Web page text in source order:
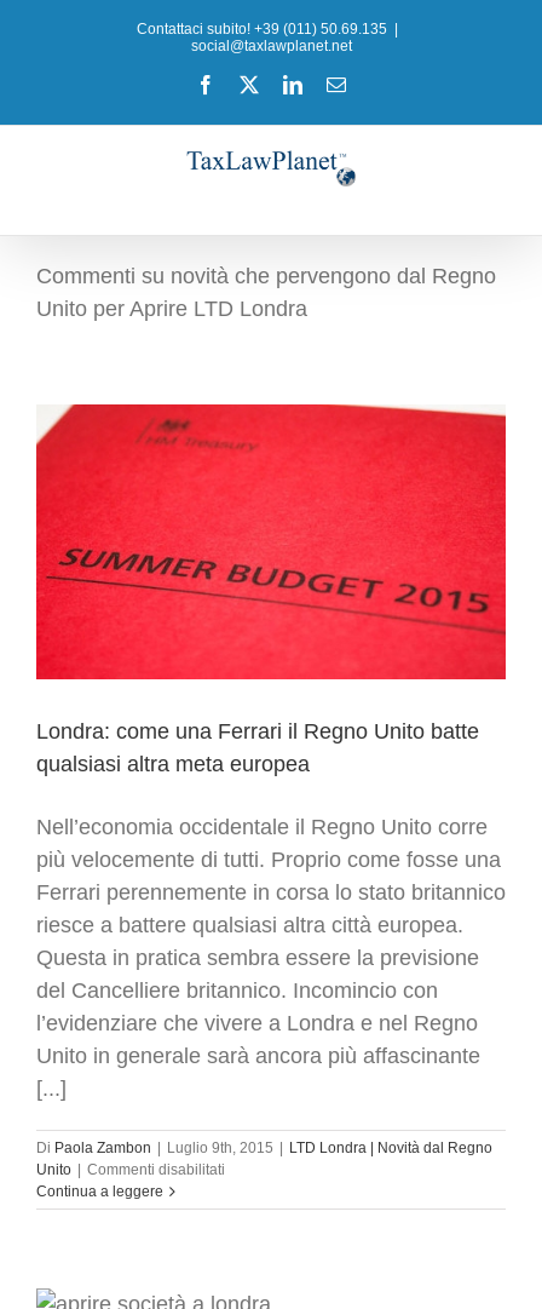
Contattaci subito! +39 (011) 50.69.135
social@taxlawplanet.net
Facebook LinkedInEmail
Commenti su novità che pervengono dal Regno
Unito per Aprire LTD Londra
Londra: come una Ferrari il Regno Unito batte
qualsiasi altra meta europea
Nell’economia occidentale il Regno Unito corre
più velocemente di tutti. Proprio come fosse una
Ferrari perennemente in corsa lo stato britannico
riesce a battere qualsiasi altra città europea.
Questa in pratica sembra essere la previsione
del Cancelliere britannico. Incomincio con
l’evidenziare che vivere a Londra e nel Regno
Unito in generale sarà ancora più affascinante
[...]
Di Paola Zambon | Luglio 9th, 2015 | LTD Londra | Novità dal Regno
Unito | Commenti disabilitati
come
Regno
Continua a leggere